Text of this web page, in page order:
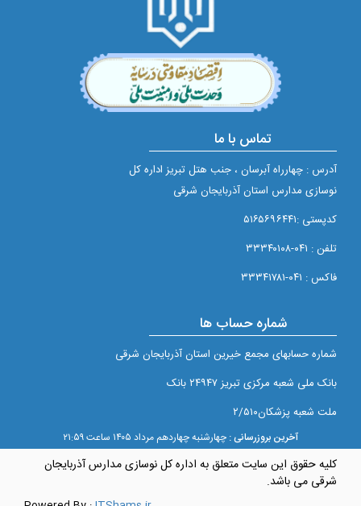
تماس با ما
آدرس : چهارراه آبرسان ، جنب هتل تبریز اداره کل
نوسازی مدارس استان آذربایجان شرقی
کدپستی :۵۱۶۵۶۹۶۴۴۱
تلفن : ۰۴۱-۳۳۳۴۰۱۰۸
فاکس : ۰۴۱-۳۳۳۴۱۷۸۱
شماره حساب ها
شماره حسابهای مجمع خيرين استان آذربايجان شرقی
بانک ملی شعبه مرکزی تبريز ۲۴۹۴۷ بانک
ملت شعبه پزشکان۲/۵۱۰
آخرین بروزرسانی : چهارشنبه چهاردهم مرداد ۱۴۰۵ ساعت ۲۱:۵۹
کلیه حقوق این سایت متعلق به اداره کل نوسازی مدارس آذربایجان
شرقی می باشد.